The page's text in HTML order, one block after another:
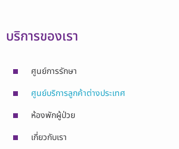
บริการของเรา
ศูนย์การรักษา
ศูนย์บริการลูกค้าต่างประเทศ
ห้องพักผู้ป่วย
เกี่ยวกับเรา